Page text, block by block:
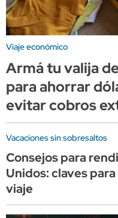
Viaje económico
Armá tu valija
para ahorrar
evitar cobros
Vacaciones sin sobresaltos
Consejos para
Unidos: claves
viaje